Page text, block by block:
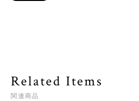
Related Items
関連商品